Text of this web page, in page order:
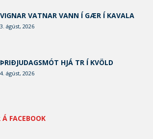
VIGNAR VATNAR VANN Í GÆR Í KAVALA
3. ágúst, 2026
ÞRIÐJUDAGSMÓT HJÁ TR Í KVÖLD
4. ágúst, 2026
Á FACEBOOK